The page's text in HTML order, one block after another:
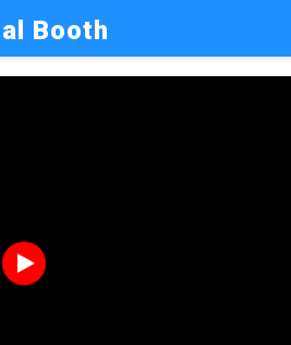
Booth